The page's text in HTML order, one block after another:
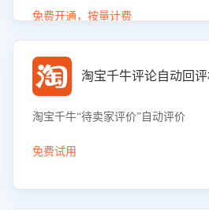
销诉求，帮助企业制定个性化赠品
免费开通，按量计费
淘宝千牛评论自动回
淘宝千牛“待卖家评价”自动评价
免费试用